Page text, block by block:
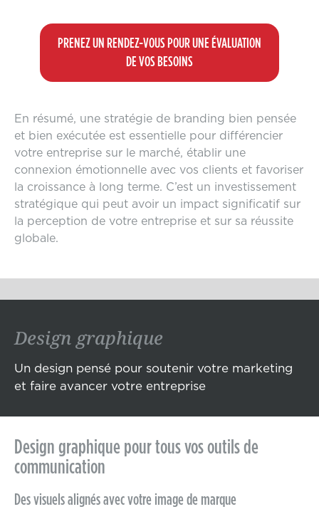
PRENEZ UN RENDEZ-VOUS POUR UNE ÉVALUATION
DE VOS BESOINS
En résumé, une stratégie de branding bien pensée
et bien exécutée est essentielle pour différencier
votre entreprise sur le marché, établir une
connexion émotionnelle avec vos clients et favoriser
la croissance à long terme. C’est un investissement
stratégique qui peut avoir un impact significatif sur
la perception de votre entreprise et sur sa réussite
globale.
Design graphique
Un design pensé pour soutenir votre marketing
et faire avancer votre entreprise
Design graphique pour tous vos outils de
communication
Des visuels alignés avec votre image de marque